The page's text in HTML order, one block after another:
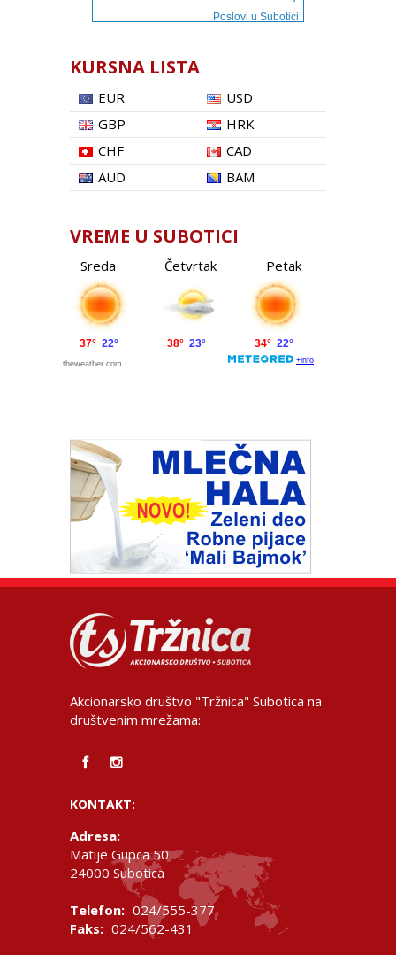
Poslovi u Subotici
KURSNA LISTA
EUR
USD
GBP
HRK
CHF
CAD
AUD
BAM
VREME U SUBOTICI
Sreda Četvrtak Petak
Akcionarsko društvo "Tržnica" Subotica na
društvenim mrežama:
KONTAKT:
Adresa:
Matije Gupca 50
24000 Subotica
Telefon: 024/555-377
Faks: 024/562-431